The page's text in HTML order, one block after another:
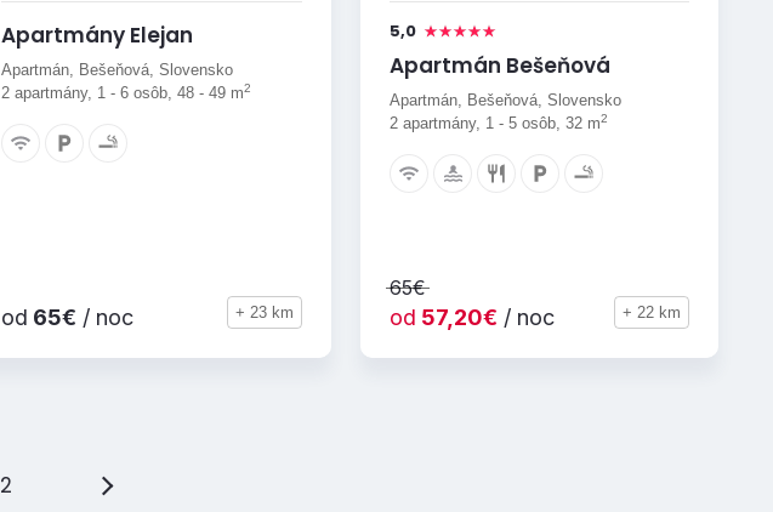
Apartmány Elejan
Apartmán, Bešeňová, Slovensko
2 apartmány, 1 - 6 osôb, 48 - 49 m2
od 65€ / noc + 23 km
5,0
Apartmán Bešeňová
Apartmán, Bešeňová, Slovensko
2 apartmány, 1 - 5 osôb, 32 m2
65€
od 57,20€ / noc + 22 km
2